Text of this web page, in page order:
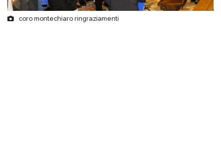
coro montechiaro ringraziamenti